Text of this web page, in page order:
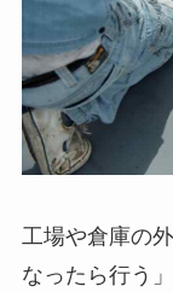
工場や倉庫の
なったら行う